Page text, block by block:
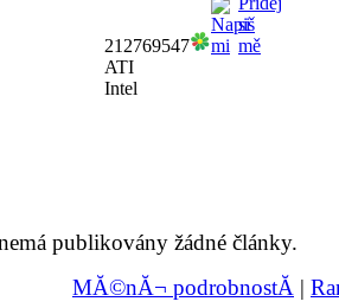
212769547
ATI
Intel
publikovány žádné články.
MĂ©nĂ¬ podrobnostĂ­ |